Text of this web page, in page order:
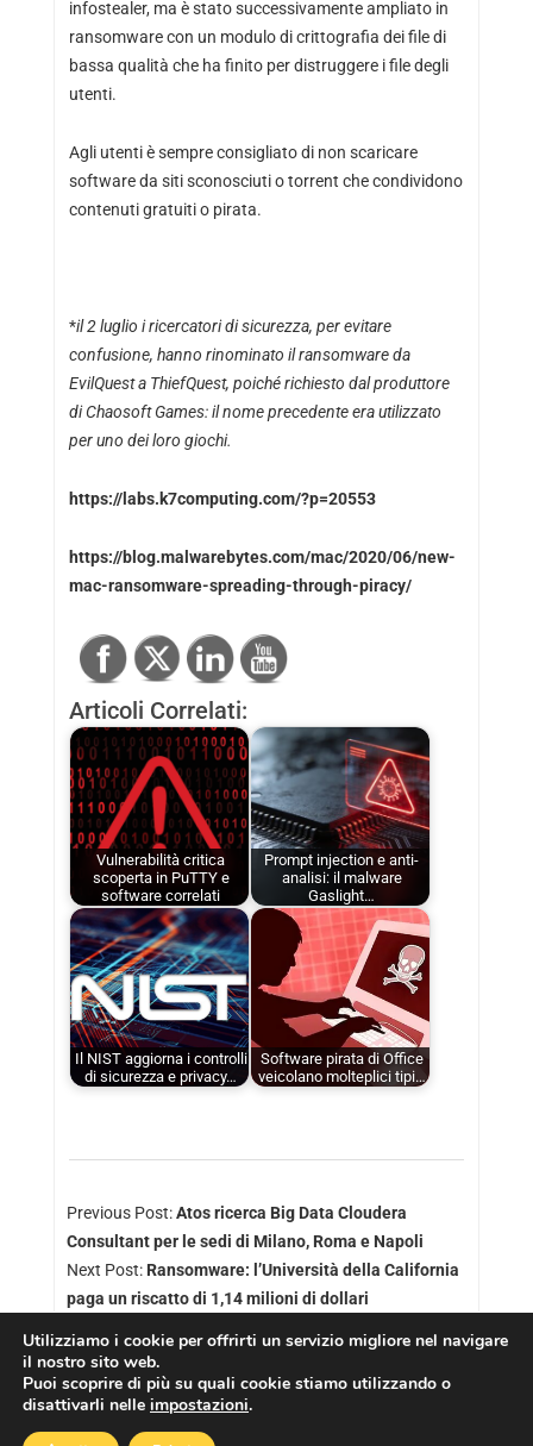
infostealer, ma è stato successivamente ampliato in
ransomware con un modulo di crittografia dei file di
bassa qualità che ha finito per distruggere i file degli
utenti.
Agli utenti è sempre consigliato di non scaricare
software da siti sconosciuti o torrent che condividono
contenuti gratuiti o pirata.
*il 2 luglio i ricercatori di sicurezza, per evitare
confusione, hanno rinominato il ransomware da
EvilQuest a ThiefQuest, poiché richiesto dal produttore
di Chaosoft Games: il nome precedente era utilizzato
per uno dei loro giochi.
https://labs.k7computing.com/?p=20553
https://blog.malwarebytes.com/mac/2020/06/new-
mac-ransomware-spreading-through-piracy/
Articoli Correlati:
Vulnerabilità critica
scoperta in PuTTY e
software correlati
Prompt injection e anti-
analisi: il malware
Gaslight…
Il NIST aggiorna i controlli
di sicurezza e privacy…
Software pirata di Office
veicolano molteplici tipi…
Previous Post:Atos ricerca Big Data Cloudera
Consultant per le sedi di Milano, Roma e Napoli
Next Post: Ransomware: l’Università della California
paga un riscatto di 1,14 milioni di dollari
Utilizziamo i cookie per offrirti un servizio migliore nel navigare
il nostro sito web.
Puoi scoprire di più su quali cookie stiamo utilizzando o
disattivarli nelle impostazioni.